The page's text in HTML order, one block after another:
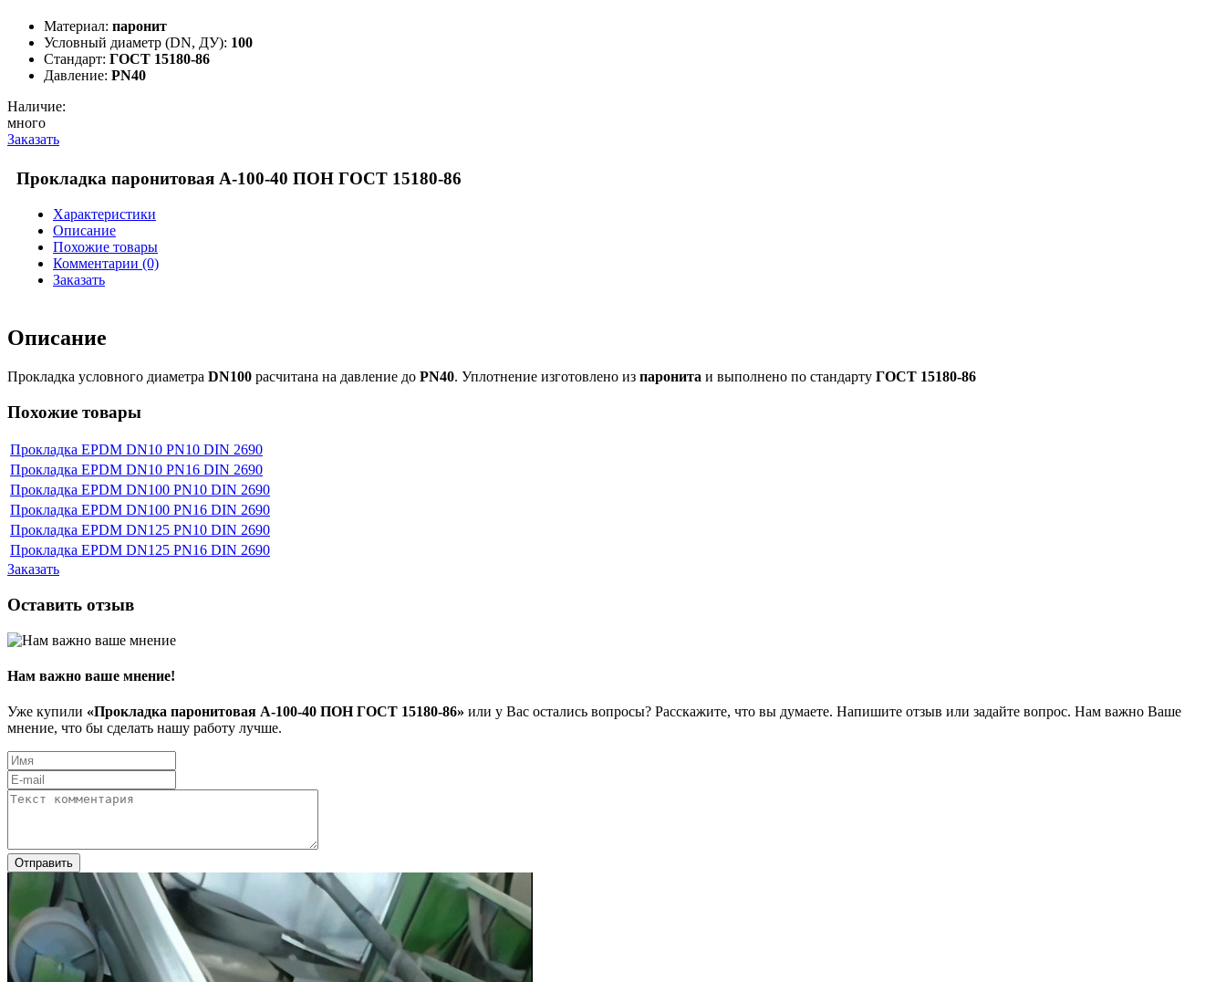
Материал: паронит
Условный диаметр (DN, ДУ): 100
Стандарт: ГОСТ 15180-86
Давление: PN40
Наличие:
много
Заказать
Прокладка паронитовая А-100-40 ПОН ГОСТ 15180-86
Характеристики
Описание
Похожие товары
Комментарии (0)
Заказать
Описание
Прокладка условного диаметра DN100 расчитана на давление до PN40. Уплотнение изготовлено из паронита и выполнено по стандарту ГОСТ 15180-86
Похожие товары
Прокладка EPDM DN10 PN10 DIN 2690
Прокладка EPDM DN10 PN16 DIN 2690
Прокладка EPDM DN100 PN10 DIN 2690
Прокладка EPDM DN100 PN16 DIN 2690
Прокладка EPDM DN125 PN10 DIN 2690
Прокладка EPDM DN125 PN16 DIN 2690
Заказать
Оставить отзыв
Нам важно ваше мнение!
Уже купили «Прокладка паронитовая А-100-40 ПОН ГОСТ 15180-86» или у Вас остались вопросы? Расскажите, что вы думаете. Напишите отзыв или задайте вопрос. Нам важно Ваше
мнение, что бы сделать нашу работу лучше.